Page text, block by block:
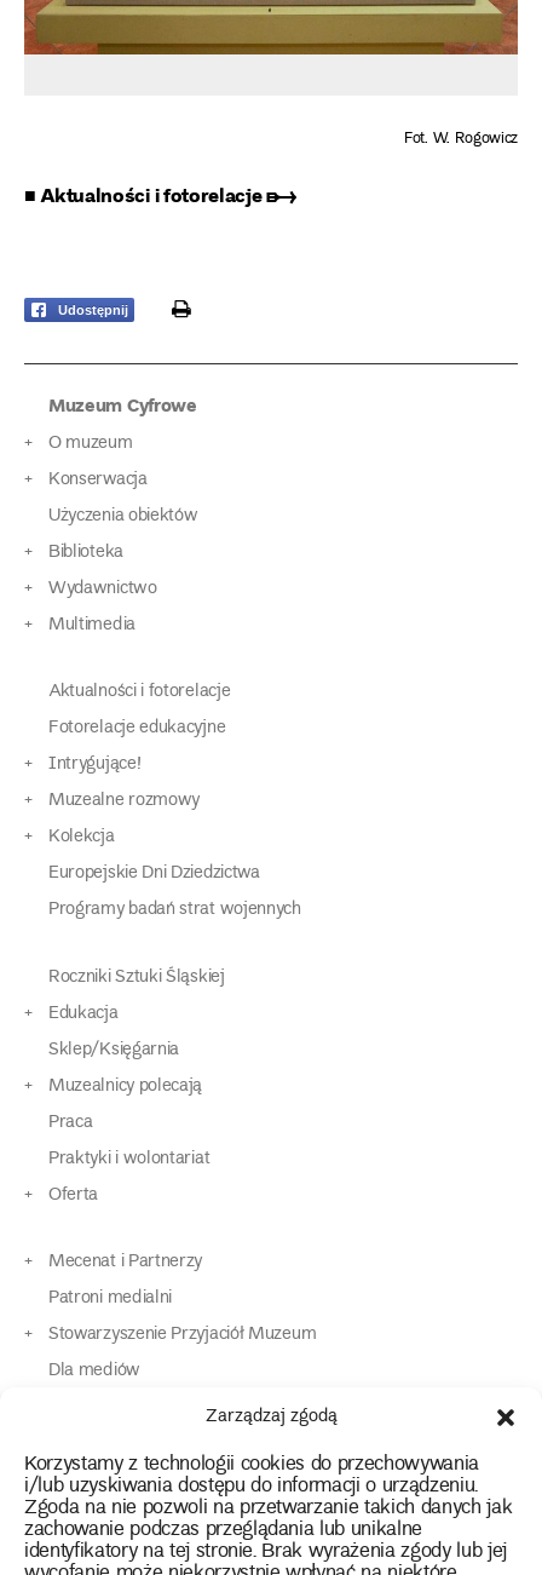
Zarządzaj zgodą
Korzystamy z technologii cookies do przechowywania
i/lub uzyskiwania dostępu do informacji o urządzeniu.
Zgoda na nie pozwoli na przetwarzanie takich danych jak
zachowanie podczas przeglądania lub unikalne
identyfikatory na tej stronie. Brak wyrażenia zgody lub jej
Fot. W. Rogowicz
■ Aktualności i fotorelacje ➸
Udostępnij print
Muzeum Cyfrowe
O muzeum
Konserwacja
Użyczenia obiektów
Biblioteka
Wydawnictwo
Multimedia
Aktualności i fotorelacje
Fotorelacje edukacyjne
Intrygujące!
Muzealne rozmowy
Kolekcja
Europejskie Dni Dziedzictwa
Programy badań strat wojennych
Roczniki Sztuki Śląskiej
Edukacja
Sklep/Księgarnia
Muzealnicy polecają
Praca
Praktyki i wolontariat
Oferta
Mecenat i Partnerzy
Patroni medialni
Stowarzyszenie Przyjaciół Muzeum
Dla mediów
Dla osób o specjalnych potrzebach
Kontakt
instagram
twitterfacebookyoutube
tiktok